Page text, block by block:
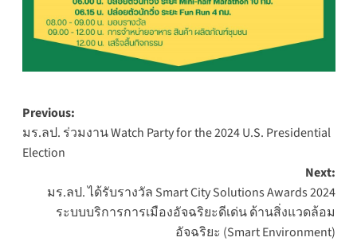
Post
navigation
Previous:
มร.ลป. ร่วมงาน Watch Party for the 2024 U.S. Presidential
Election
Next:
มร.ลป. ได้รับรางวัล Smart City Solutions Awards 2024
ระบบบริการการเมืองอัจฉริยะดีเด่น ด้านสิ่งแวดล้อม
อัจฉริยะ (Smart Environment)